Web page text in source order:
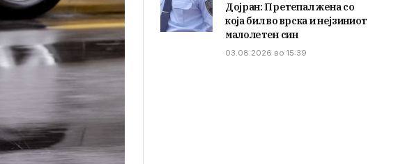
Дојран: Претепал жена со
која бил во врска и нејзиниот
малолетен син
03.08.2026 во 15:39